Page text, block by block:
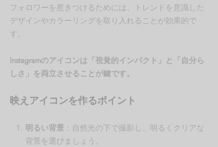
フォロワーを惹きつけるためには、トレンドを意識した
デザインやカラーリングを取り入れることが効果的で
す。
Instagramのアイコンは「視覚的インパクト」と「自分ら
しさ」を両立させることが鍵です。
映えアイコンを作るポイント
明るい背景：自然光の下で撮影し、明るくクリアな
背景を選びましょう。